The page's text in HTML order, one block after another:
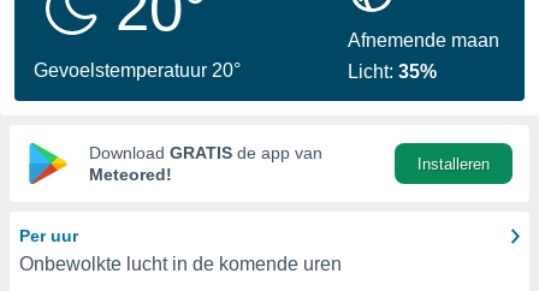
hoge
hebt de
voor
op basis
Gevoelstemperatuur 20°
Afnemende maan
Licht:35%
Download GRATIS de app van
Meteored!
Installeren
Per uur
Onbewolkte lucht in de komende uren